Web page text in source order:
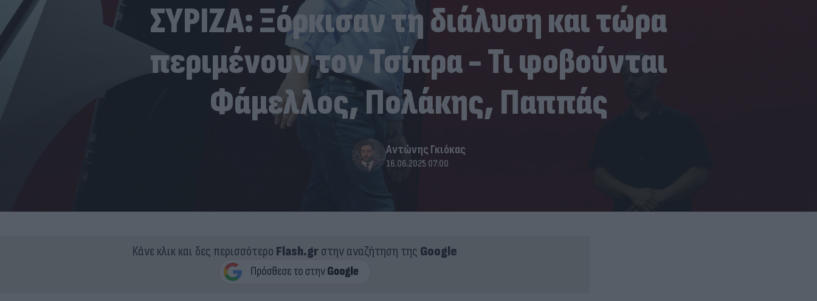
ΣΥΡΙΖΑ: Ξόρκισαν τη διάλυση και τώρα
περιμένουν τον Τσίπρα - Τι φοβούνται
Φάμελλος, Πολάκης, Παππάς
Αντώνης Γκιόκας
16.06.2025 07:00
Κάνε κλικ και δες περισσότερο Flash.grστην αναζήτηση της Google